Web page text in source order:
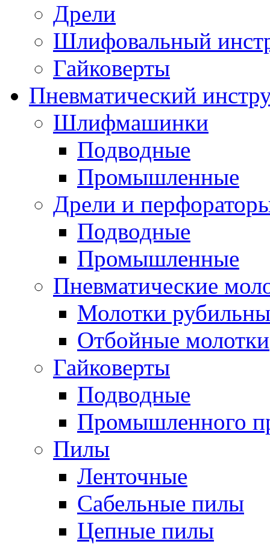
Дрели
Шлифовальный
Гайковерты
Пневматический
Шлифмашинки
Подводные
Промышленные
Дрели и
Подводные
Промышленные
Пневматические
Молотки
Отбойные молотки
Гайковерты
Подводные
Промышленного
Пилы
Ленточные
Сабельные пилы
Цепные пилы